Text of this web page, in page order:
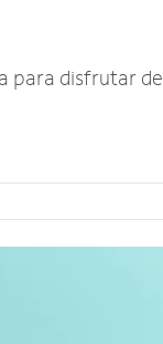
disfrutar